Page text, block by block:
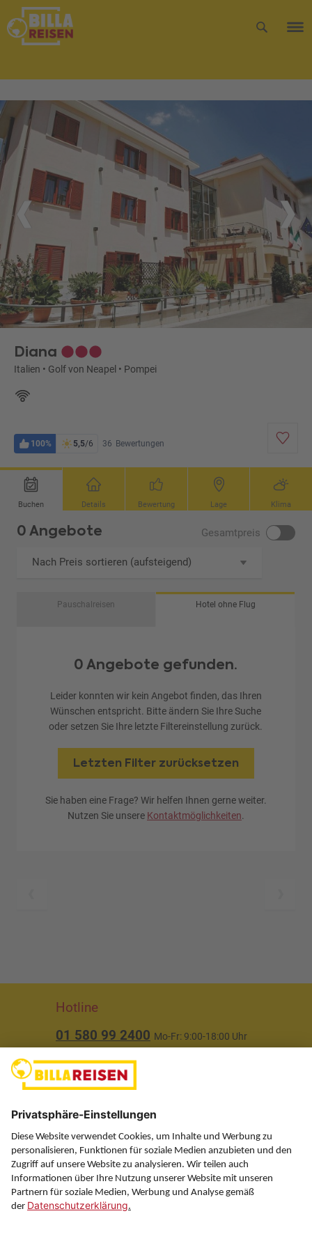
Diana
Italien • Golf von Neapel • Pompei
100% 5,5/6 36 Bewertungen
Buchen Details Bewertung Lage Klima
0 Angebote Gesamtpreis
Nach Preis sortieren (aufsteigend)
Pauschalreisen Hotel ohne Flug
0 Angebote gefunden.
Leider konnten wir kein Angebot finden, das Ihren
Wünschen entspricht. Bitte ändern Sie Ihre Suche
oder setzen Sie Ihre letzte Filtereinstellung zurück.
Letzten Filter zurücksetzen
Sie haben eine Frage? Wir helfen Ihnen gerne weiter.
Nutzen Sie unsere Kontaktmöglichkeiten.
Hotline
01 580 99 2400 Mo-Fr: 9:00-18:00 Uhr
Über uns
Service
Information
Folgen Sie uns auf